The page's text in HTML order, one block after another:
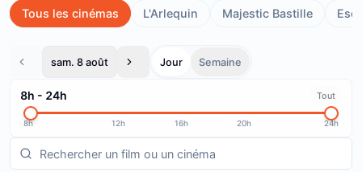
sam. 8 août Jour Semaine
8h - 24h Tout
8h 12h 16h 20h 24h
Tous les cinémas L'Arlequin Majestic Bastille